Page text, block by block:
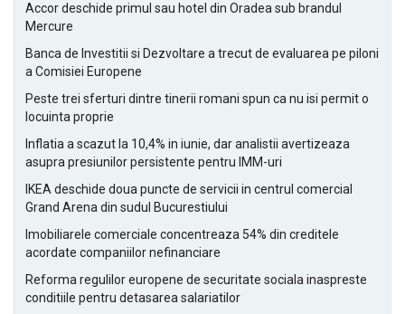
Accor deschide primul sau hotel din Oradea sub brandul
Mercure
Banca de Investitii si Dezvoltare a trecut de evaluarea pe piloni
a Comisiei Europene
Peste trei sferturi dintre tinerii romani spun ca nu isi permit o
locuinta proprie
Inflatia a scazut la 10,4% in iunie, dar analistii avertizeaza
asupra presiunilor persistente pentru IMM-uri
IKEA deschide doua puncte de servicii in centrul comercial
Grand Arena din sudul Bucurestiului
Imobiliarele comerciale concentreaza 54% din creditele
acordate companiilor nefinanciare
Reforma regulilor europene de securitate sociala inaspreste
conditiile pentru detasarea salariatilor